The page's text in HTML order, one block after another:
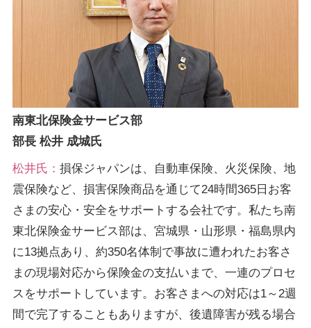
南東北保険金サービス部
部長 松井 成城氏
松井氏： 損保ジャパンは、自動車保険、火災保険、地
震保険など、損害保険商品を通じて24時間365日お客
さまの安心・安全をサポートする会社です。私たち南
東北保険金サービス部は、宮城県・山形県・福島県内
に13拠点あり、約350名体制で事故に遭われたお客さ
まの現場対応から保険金の支払いまで、一連のプロセ
スをサポートしています。お客さまへの対応は1～2週
間で完了することもありますが、後遺障害が残る場合